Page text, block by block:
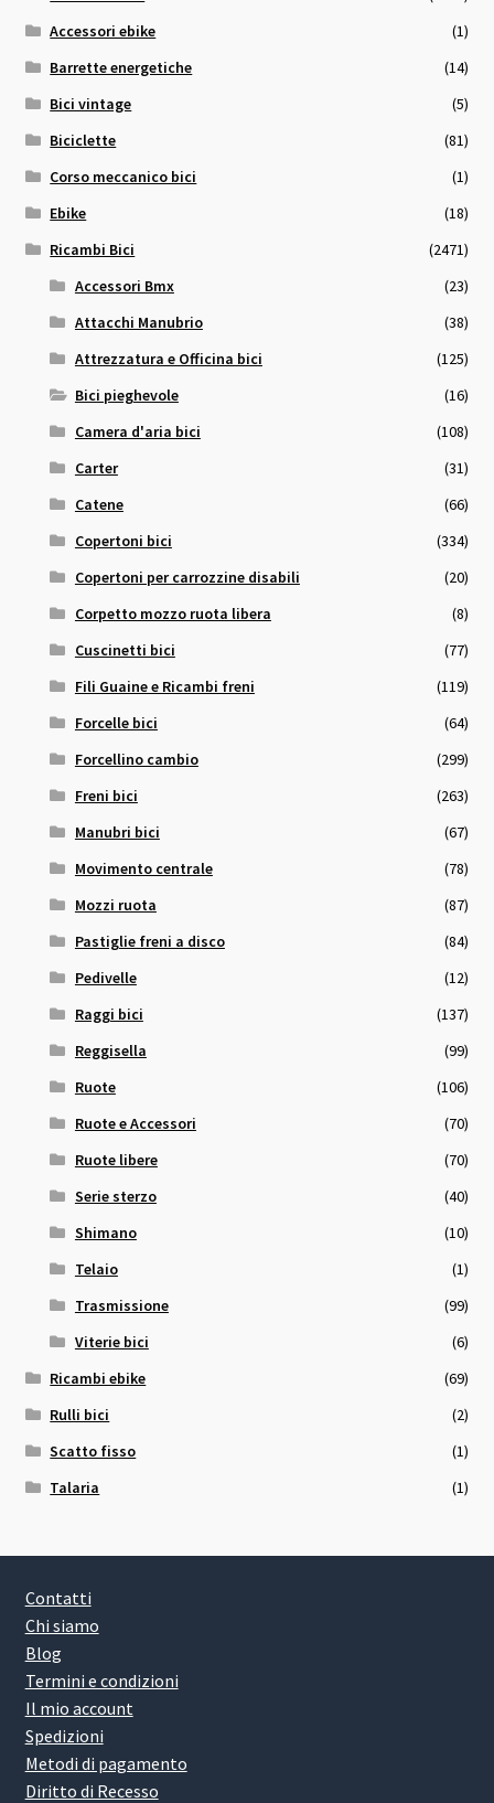
Accessori ebike
(1)
Barrette energetiche
(14)
Bici vintage
(5)
Biciclette
(81)
Corso meccanico bici
(1)
Ebike
(18)
Ricambi Bici
(2471)
Accessori Bmx
(23)
Attacchi Manubrio
(38)
Attrezzatura e Officina bici
(125)
Bici pieghevole
(16)
Camera d'aria bici
(108)
Carter
(31)
Catene
(66)
Copertoni bici
(334)
Copertoni per carrozzine disabili
(20)
Corpetto mozzo ruota libera
(8)
Cuscinetti bici
(77)
Fili Guaine e Ricambi freni
(119)
Forcelle bici
(64)
Forcellino cambio
(299)
Freni bici
(263)
Manubri bici
(67)
Movimento centrale
(78)
Mozzi ruota
(87)
Pastiglie freni a disco
(84)
Pedivelle
(12)
Raggi bici
(137)
Reggisella
(99)
Ruote
(106)
Ruote e Accessori
(70)
Ruote libere
(70)
Serie sterzo
(40)
Shimano
(10)
Telaio
(1)
Trasmissione
(99)
Viterie bici
(6)
Ricambi ebike
(69)
Rulli bici
(2)
Scatto fisso
(1)
Talaria
(1)
Contatti
Chi siamo
Blog
Termini e condizioni
Il mio account
Spedizioni
Metodi di pagamento
Diritto di Recesso